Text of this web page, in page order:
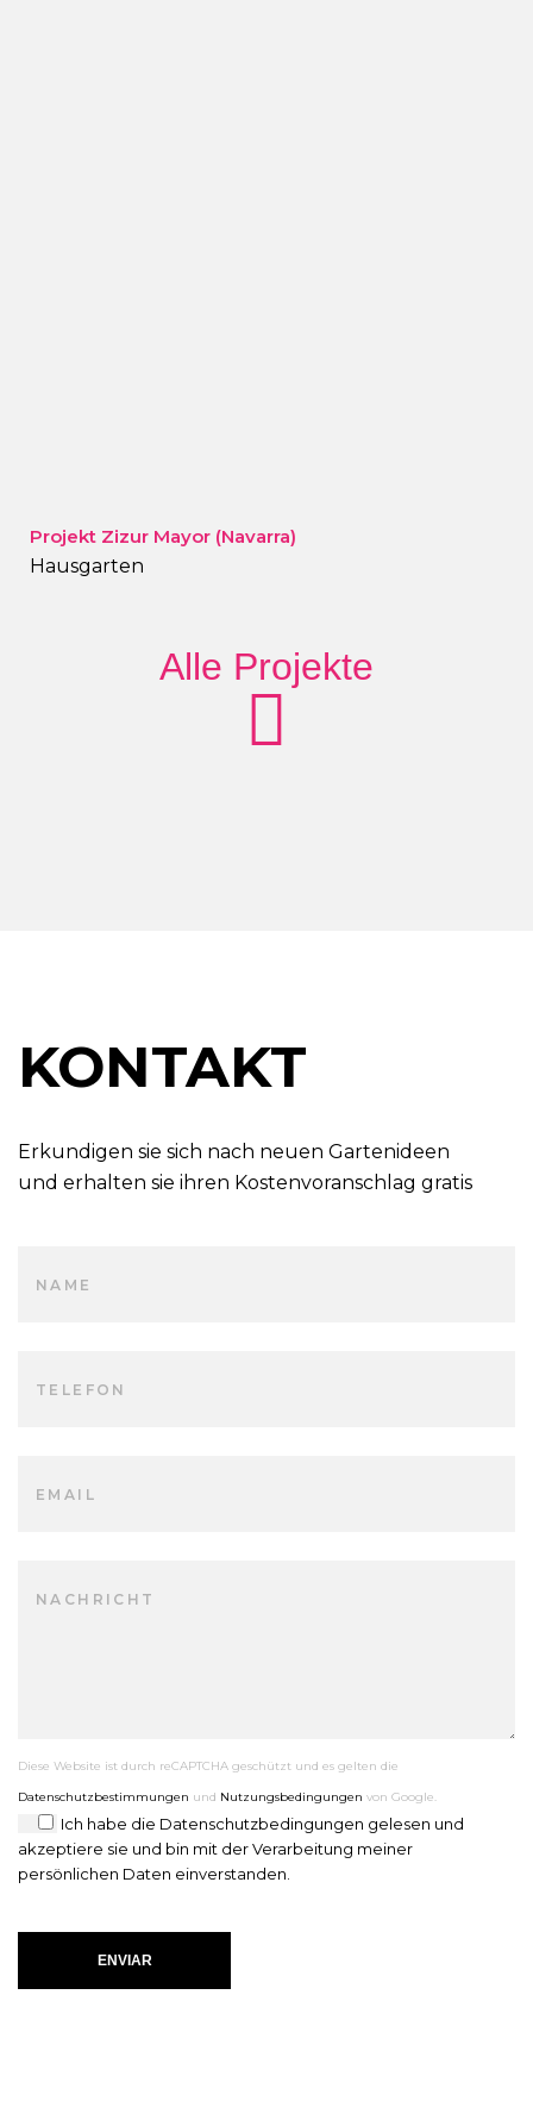
Projekt Zizur Mayor (Navarra)
Hausgarten
Alle Projekte
KONTAKT
Erkundigen sie sich nach neuen Gartenideen
und erhalten sie ihren Kostenvoranschlag gratis
Diese Website ist durch reCAPTCHA geschützt und es gelten die
Datenschutzbestimmungen und Nutzungsbedingungen von Google.
Ich habe die Datenschutzbedingungen gelesen und
akzeptiere sie und bin mit der Verarbeitung meiner
persönlichen Daten einverstanden.
ENVIAR